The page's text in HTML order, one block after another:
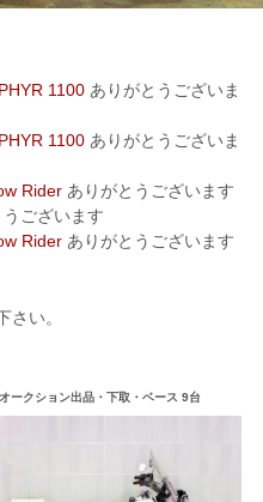
1100ありがとうございま
1100ありがとうございま
Riderありがとうございます
ございます
Riderありがとうございます
さい。
オークション出品・下取・ベース 9台